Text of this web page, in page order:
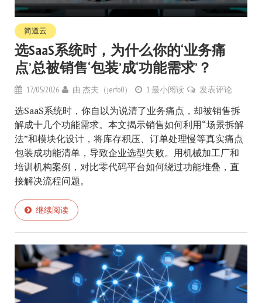
简道云
选SaaS系统时，为什么你的‘业务痛
点’总被销售‘包装’成‘功能需求’？
17/05/2026 由 杰夫（jerfo0） 1 最小阅读 发表评论
选SaaS系统时，你自以为说清了业务痛点，却被销售拆
解成十几个功能需求。本文揭示销售如何利用“场景拆解
法”和模块化设计，将库存积压、订单处理慢等真实痛点
包装成功能清单，导致企业选型失败。用机械加工厂和
培训机构案例，对比零代码平台如何绕过功能堆叠，直
接解决流程问题。
继续阅读